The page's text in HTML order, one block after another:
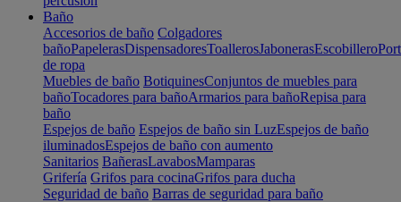
Baño
Accesorios de baño Colgadores
bañoPapelerasDispensadoresToallerosJabonerasEscobillero
de ropa
Muebles de baño BotiquinesConjuntos de muebles para
bañoTocadores para bañoArmarios para bañoRepisa para
baño
Espejos de baño Espejos de baño sin LuzEspejos de baño
iluminadosEspejos de baño con aumento
Sanitarios BañerasLavabosMamparas
Grifería Grifos para cocinaGrifos para ducha
Seguridad de baño Barras de seguridad para baño